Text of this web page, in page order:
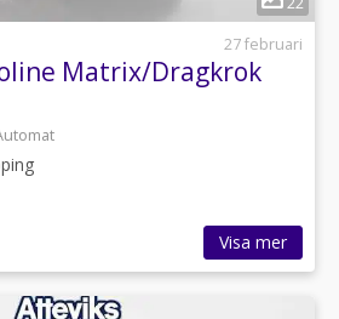
27 februari
Matrix/Dragkrok
Visa mer